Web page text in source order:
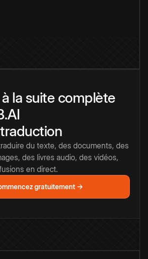
la suite complète
du texte, des documents, des
des livres audio, des vidéos,
en direct.
gratuitement →